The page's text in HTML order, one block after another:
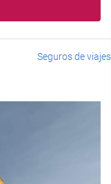
Seguros de viajes